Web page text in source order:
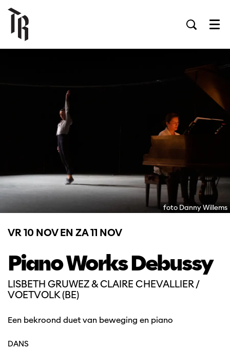
foto Danny Willems
Piano Works Debussy
LISBETH GRUWEZ & CLAIRE CHEVALLIER /
VOETVOLK (BE)
VR 10 NOVEN ZA 11 NOV
Een bekroond duet van beweging en piano
DANS